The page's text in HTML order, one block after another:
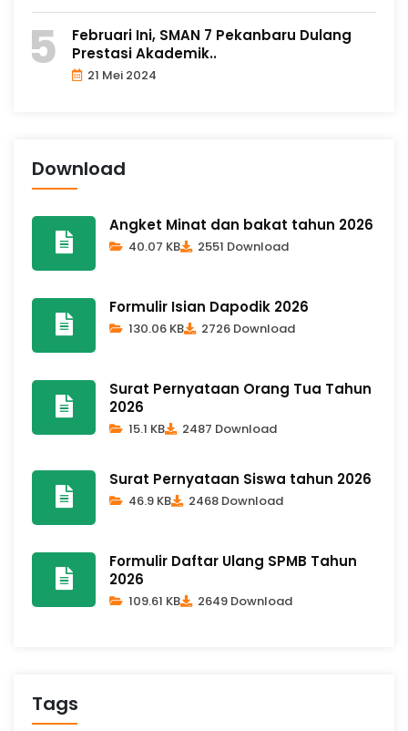
Februari Ini, SMAN 7 Pekanbaru Dulang
Prestasi Akademik..
21 Mei 2024
Download
Angket Minat dan bakat tahun 2026
40.07 KB 2551 Download
Formulir Isian Dapodik 2026
130.06 KB 2726 Download
Surat Pernyataan Orang Tua Tahun
2026
15.1 KB 2487 Download
Surat Pernyataan Siswa tahun 2026
46.9 KB 2468 Download
Formulir Daftar Ulang SPMB Tahun
2026
109.61 KB 2649 Download
Tags